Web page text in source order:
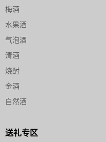
梅酒
水果酒
气泡酒
清酒
烧酎
金酒
自然酒
送礼专区